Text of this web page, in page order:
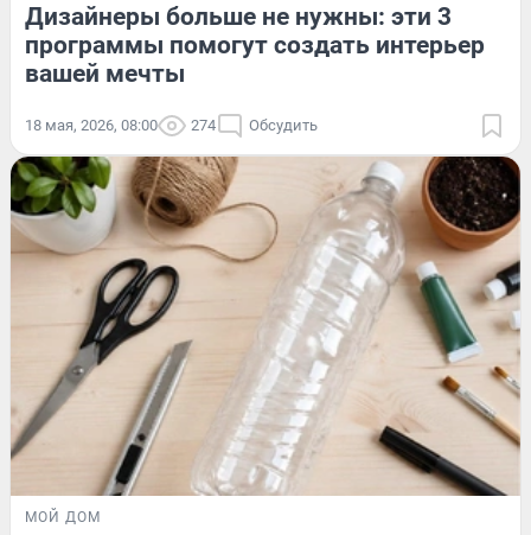
Дизайнеры больше не нужны: эти 3
программы помогут создать интерьер
вашей мечты
18 мая, 2026, 08:00 274 Обсудить
МОЙ ДОМ